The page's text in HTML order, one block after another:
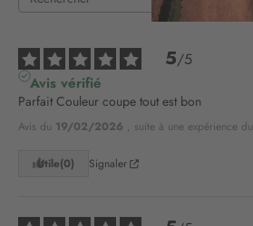
5/5
Avis vérifié
Parfait Couleur coupe tout est bon
Avis du 19/02/2026 , suite à une expérience du
Utile(0) Signaler